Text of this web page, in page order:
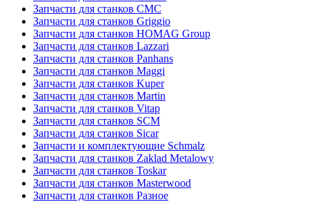
Запчасти для станков CMC
Запчасти для станков Griggio
Запчасти для станков HOMAG Group
Запчасти для станков Lazzari
Запчасти для станков Panhans
Запчасти для станков Maggi
Запчасти для станков Kuper
Запчасти для станков Martin
Запчасти для станков Vitap
Запчасти для станков SCM
Запчасти для станков Sicar
Запчасти и комплектующие Schmalz
Запчасти для станков Zaklad Metalowy
Запчасти для станков Toskar
Запчасти для станков Masterwood
Запчасти для станков Разное